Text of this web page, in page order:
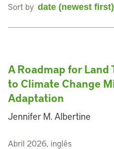
Sort by
A Roadmap for
to Climate Change
Adaptation
Jennifer M. Albertine
Abril 2026, inglês